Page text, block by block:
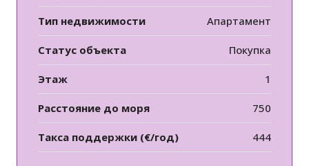
Тип недвижимости Апартамент
Статус объекта Покупка
Этаж 1
Расстояние до моря 750
Такса поддержки (€/год) 444